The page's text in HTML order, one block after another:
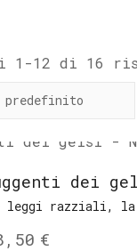
1-12 di 16
dei
leggi razziali, la
€